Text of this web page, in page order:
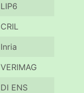
LIP6
CRIL
Inria
VERIMAG
DI ENS